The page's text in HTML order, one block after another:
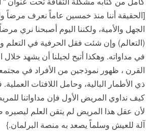
[الحقيقة أننا منذ خمسين عاماً نعرف مرضاً
الجهل والأمية، ولكننا اليوم أصبحنا نري
(التعالم) وإن شئت فقل الحرفية في التعلم
في مداواته. وهكذا أتيح لجيلنا أن يشهد
القرن ، ظهور نموذجين من الأفراد في
ذي الأطمار البالية، وحامل اللافتات
كيف نداوي المريض الأول فإن مداواتنا
لأن عقل هذا المريض لم يتقن العلم ليصيره
آلة للعيش وسلماً يصعد به منصة البرلمان.}